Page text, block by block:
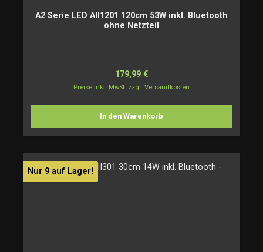
A2 Serie LED AII1201 120cm 53W inkl. Bluetooth
ohne Netzteil
Regulärer Preis:
179,99 €
Preise inkl. MwSt. zzgl. Versandkosten
In den Warenkorb
Nur 9 auf Lager!